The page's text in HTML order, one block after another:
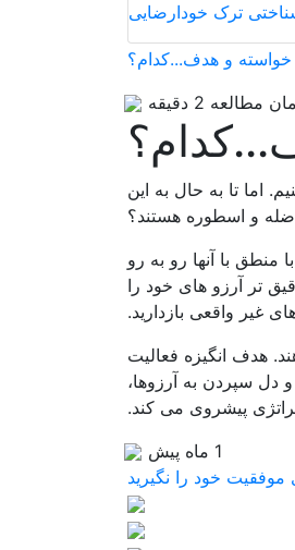
ترک خودارضایی
2 دقیقه
اما تا به حال به این
و اسطوره هستند؟
منطق با آنها رو به رو
تر آرزو های خود را
غیر واقعی بازدارید.
هدف انگیزه فعالیت
دل سپردن به آرزوها،
پیشروی می کند.
1 ماه پیش
موفقیت خود را نگیرید